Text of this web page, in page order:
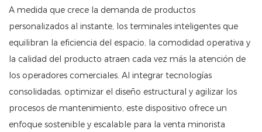
A medida que crece la demanda de productos
personalizados al instante, los terminales inteligentes que
equilibran la eficiencia del espacio, la comodidad operativa y
la calidad del producto atraen cada vez más la atención de
los operadores comerciales. Al integrar tecnologías
consolidadas, optimizar el diseño estructural y agilizar los
procesos de mantenimiento, este dispositivo ofrece un
enfoque sostenible y escalable para la venta minorista